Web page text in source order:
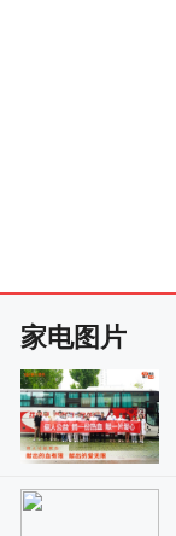
家电图片